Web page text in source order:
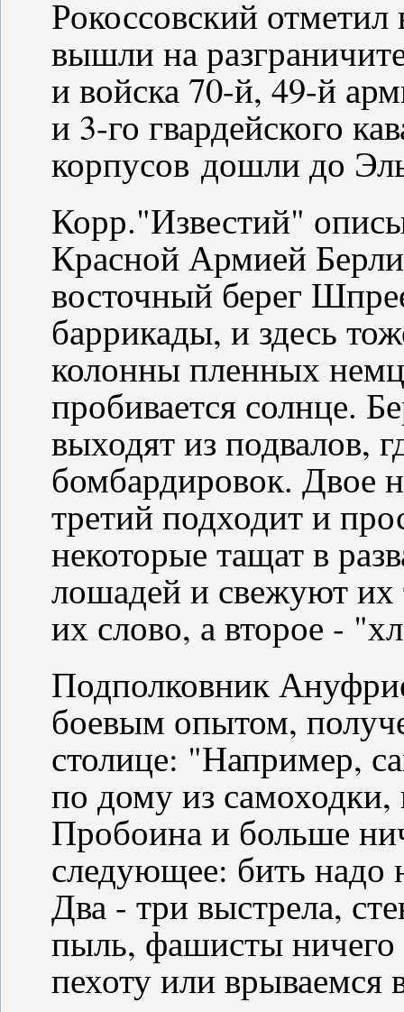
Рокоссовский
вышли на
и войска 70-й, 49-й
и 3-го гвардейского
корпусов дошли до
Корр."Известий"
Красной Армией
восточный берег
баррикады, и здесь
колонны пленных
пробивается солнце.
выходят из подвалов,
бомбардировок. Двое
третий подходит и
некоторые тащат в
лошадей и свежуют их
их слово, а второе -
Подполковник
боевым опытом,
столице: "Например,
по дому из
Пробоина и больше
следующее: бить надо
Два - три выстрела,
пыль, фашисты
пехоту или врываемся